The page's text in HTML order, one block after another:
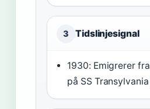
3 Tidslinjesignal
1930: Emigrerer
på SS Transylvania